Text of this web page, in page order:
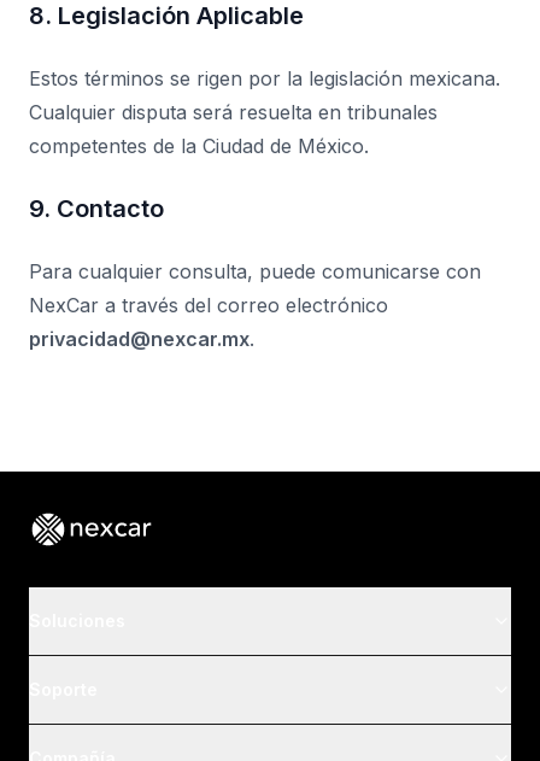
8. Legislación Aplicable
Estos términos se rigen por la legislación mexicana.
Cualquier disputa será resuelta en tribunales
competentes de la Ciudad de México.
9. Contacto
Para cualquier consulta, puede comunicarse con
NexCar a través del correo electrónico
privacidad@nexcar.mx.